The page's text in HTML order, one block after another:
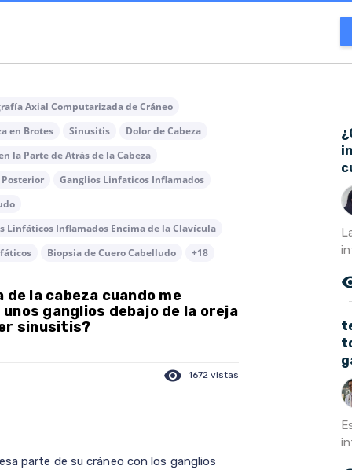
Axial Computarizada de Cráneo
en Brotes Sinusitis
Dolor de Cabeza
la Parte de Atrás de la Cabeza
Posterior
Ganglios Linfaticos Inflamados
Linfáticos Inflamados Encima de la Clavícula
Biopsia de Cuero Cabelludo
+18
la cabeza cuando me
ganglios debajo de la oreja
sinusitis?
visibility 1672 vistas
parte de su cráneo con los ganglios